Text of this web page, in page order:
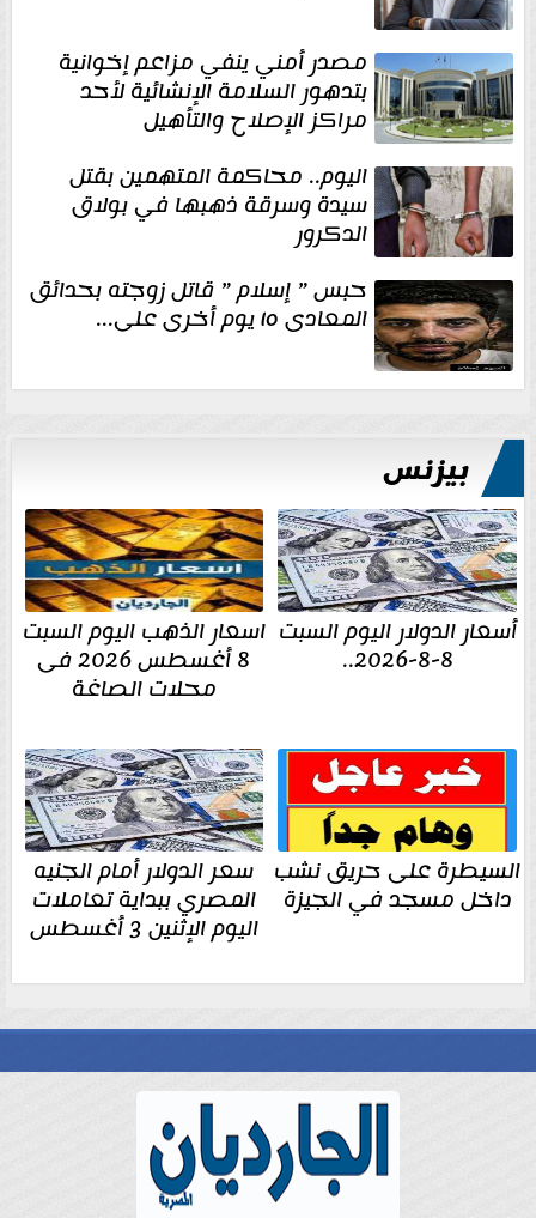
مصدر أمني ينفي مزاعم إخوانية
بتدهور السلامة الإنشائية لأحد
مراكز الإصلاح والتأهيل
اليوم.. محاكمة المتهمين بقتل
سيدة وسرقة ذهبها في بولاق
الدكرور
حبس ” إسلام ” قاتل زوجته بحدائق
المعادى ١٥ يوم أخرى على...
بيزنس
أسعار الدولار اليوم السبت
8-8-2026..
اسعار الذهب اليوم السبت
8 أغسطس 2026 فى
محلات الصاغة
السيطرة على حريق نشب
داخل مسجد في الجيزة
سعر الدولار أمام الجنيه
المصري ببداية تعاملات
اليوم الإثنين 3 أغسطس